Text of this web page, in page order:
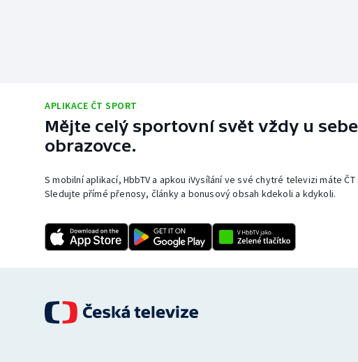
APLIKACE ČT SPORT
Mějte celý sportovní svět vždy u
obrazovce.
S mobilní aplikací, HbbTV a apkou iVysílání ve své chytré televizi máte
Sledujte přímé přenosy, články a bonusový obsah kdekoli a kdykoli.